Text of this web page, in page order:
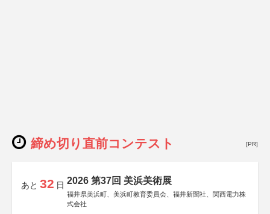
締め切り直前コンテスト [PR]
あと 32 日 2026 第37回 美浜美術展
福井県美浜町、美浜町教育委員会、福井新聞社、関西電力株
式会社